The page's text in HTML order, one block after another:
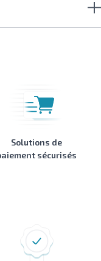
Solutions de
sécurisés